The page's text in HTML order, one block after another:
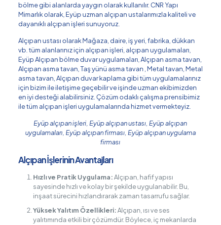
bölme gibi alanlarda yaygın olarak kullanılır. CNR Yapı
Mimarlık olarak, Eyüp uzman alçıpan ustalarımızla kaliteli ve
dayanıklı alçıpan işleri sunuyoruz.
Alçıpan ustası olarak Mağaza, daire, iş yeri, fabrika, dükkan
vb. tüm alanlarınız için alçıpan işleri, alçıpan uygulamaları,
Eyüp Alçıpan bölme duvar uygulamaları, Alçıpan asma tavan,
Alçıpan asma tavan, Taş yünü asma tavan , Metal tavan, Metal
asma tavan, Alçıpan duvar kaplama gibi tüm uygulamalarınız
için bizim ile iletişime geçebilir ve işinde uzman ekibimizden
en iyi desteği alabilirsiniz. Çözüm odaklı çalışma prensibimiz
ile tüm alçıpan işleri uygulamalarında hizmet vermekteyiz.
Eyüp alçıpan işleri, Eyüp alçıpan ustası, Eyüp alçıpan
uygulamaları, Eyüp alçıpan firması, Eyüp alçıpan uygulama
firması
Alçıpan İşlerinin Avantajları
Hızlı ve Pratik Uygulama:Alçıpan, hafif yapısı
sayesinde hızlı ve kolay bir şekilde uygulanabilir. Bu,
inşaat sürecini hızlandırarak zaman tasarrufu sağlar.
Yüksek Yalıtım Özellikleri:Alçıpan, ısı ve ses
yalıtımında etkili bir çözümdür. Böylece, iç mekanlarda